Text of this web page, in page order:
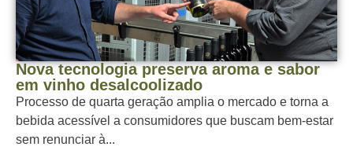
Nova tecnologia preserva aroma e sabor
em vinho desalcoolizado
Processo de quarta geração amplia o mercado e torna a
bebida acessível a consumidores que buscam bem-estar
sem renunciar à...